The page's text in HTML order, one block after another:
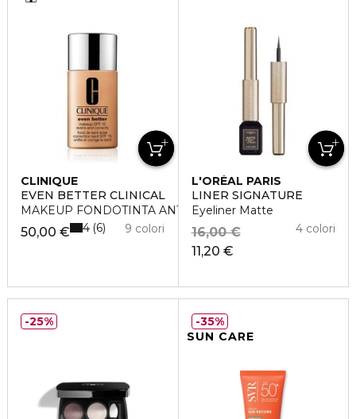
CLINIQUE
EVEN BETTER CLINICAL
MAKEUP FONDOTINTA ANTIMACCHIE. SPF15
50,00 € 9 colori
4 6
L'ORÉAL PARIS
LINER SIGNATURE
Eyeliner Matte
11,20 €
16,00 € 4 colori
25%
SUN CARE
35%